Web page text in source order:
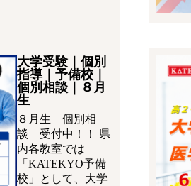
大学受験｜個別
指導｜予備校｜
個別相談｜８月
生
８月生 個別相
談 受付中！！ 県
内各教室では
「KATEKYO予備
校」として、大学